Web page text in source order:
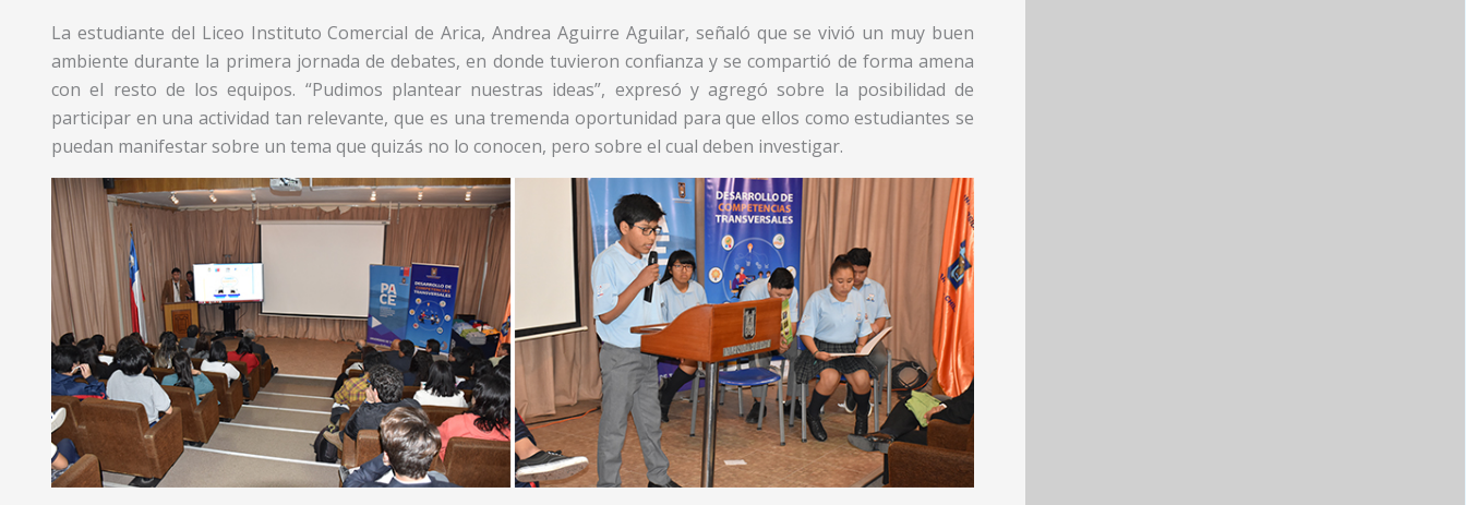
La estudiante del Liceo Instituto Comercial de Arica, Andrea Aguirre Aguilar, señaló que se vivió un muy buen
ambiente durante la primera jornada de debates, en donde tuvieron confianza y se compartió de forma amena
con el resto de los equipos. “Pudimos plantear nuestras ideas”, expresó y agregó sobre la posibilidad de
participar en una actividad tan relevante, que es una tremenda oportunidad para que ellos como estudiantes se
puedan manifestar sobre un tema que quizás no lo conocen, pero sobre el cual deben investigar.